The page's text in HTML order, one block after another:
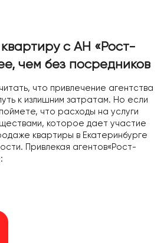
с АН «Рост-
чем без посредников
что привлечение агентства
к излишним затратам. Но если
что расходы на услуги
которое дает участие
квартиры в Екатеринбурге
Привлекая агентов«Рост-